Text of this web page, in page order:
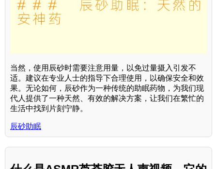
当然，使用辰砂时需要注意用量，以免过量摄入引发不
适。建议在专业人士的指导下合理使用，以确保安全和效
果。无论如何，辰砂作为一种传统的助眠药物，为我们现
代人提供了一种天然、有效的解决方案，让我们在繁忙的
生活中找到片刻宁静。
辰砂助眠